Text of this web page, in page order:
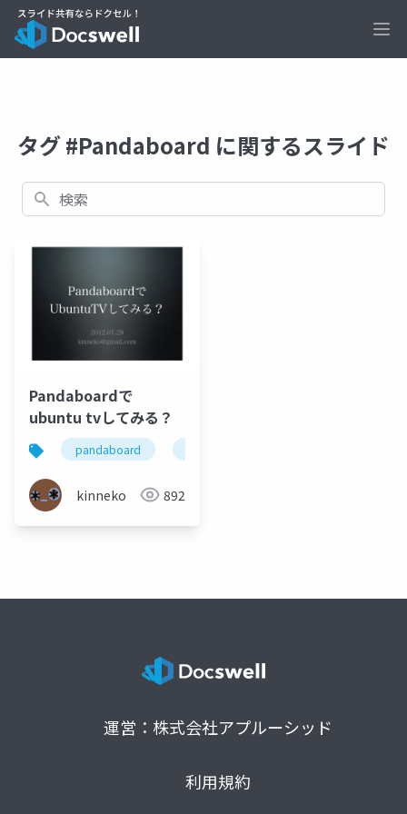
タグ #Pandaboard に関するスライド
検索
Pandaboardで
ubuntu tvしてみる？
pandaboard
kinneko 892
運営：株式会社アプルーシッド
利用規約